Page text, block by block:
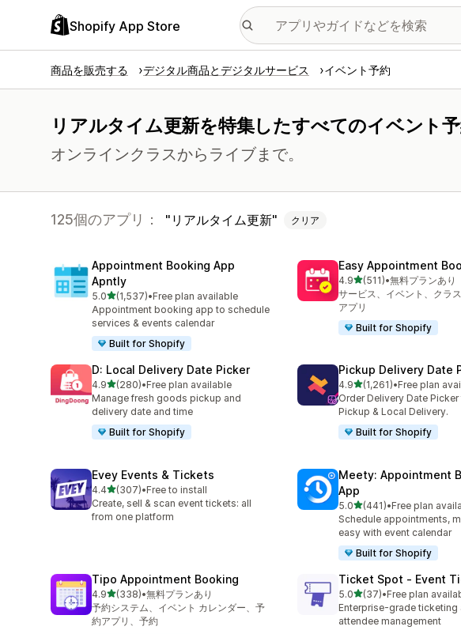
Shopify App Store
商品を販売する デジタル商品とデジタルサービス イベント予約
リアルタイム更新を特集したすべてのイベント
オンラインクラスからライブまで。
125個のアプリ： リアルタイム更新 クリア
Appointment Booking App
Apntly
5.05つ星中
(1,537)
合計レビュー数：1537件
•Free plan available
Appointment booking app to schedule
services & events calendar
Built for Shopify
Easy Appointment
4.95つ星中
(511)
合計レビュー数：511件
•無料プランあり
サービス、イベント、クラ
アプリ
Built for Shopify
D: Local Delivery Date Picker
4.95つ星中
(280)
合計レビュー数：280件
•Free plan available
Manage fresh goods pickup and
delivery date and time
Built for Shopify
Pickup Delivery Date
4.95つ星中
(1,261)
合計レビュー数：1261件
•Free plan
Order Delivery Date
Pickup & Local Delivery.
Built for Shopify
Evey Events & Tickets
4.45つ星中
(307)
合計レビュー数：307件
•Free to install
Create, sell & scan event tickets: all
from one platform
Meety: Appointment
App
5.05つ星中
(441)
合計レビュー数：441件
•Free plan
Schedule appointments,
easy with event calendar
Built for Shopify
Tipo Appointment Booking
4.95つ星中
(338)
合計レビュー数：338件
•無料プランあり
予約システム、イベント カレンダー、予
約アプリ、予約
Ticket Spot ‑ Event
5.05つ星中
(37)
合計レビュー数：37件
•Free plan
Enterprise-grade ticketing
attendee management